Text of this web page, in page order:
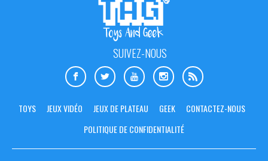
SUIVEZ-NOUS
TOYS JEUX VIDÉO JEUX DE PLATEAU GEEK
CONTACTEZ-NOUS
POLITIQUE DE CONFIDENTIALITÉ